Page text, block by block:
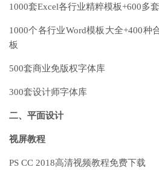
1000套Excel各行业精粹模板+600多
1000个各行业Word模板大全+400种
板
500套商业免版权字体库
300套设计师字体库
二、平面设计
视屏教程
PS CC 2018高清视频教程免费下载